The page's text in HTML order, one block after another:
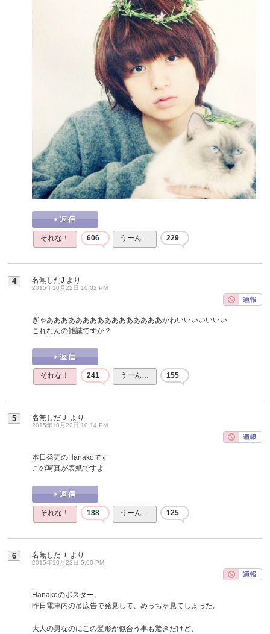
それな！ 606 うーん… 229
4 名無しだJ より
2015年10月22日 10:02 PM
ぎゃああああああああああああああああかわいいいいいいい
これなんの雑誌ですか？
それな！ 241 うーん… 155
5 名無しだＪ より
2015年10月22日 10:14 PM
本日発売のHanakoです
この写真が表紙ですよ
それな！ 188 うーん… 125
6 名無しだＪ より
2015年10月23日 5:00 PM
Hanakoのポスター。
昨日電車内の吊広告で発見して、めっちゃ見てしまった。
大人の男なのにこの髪形が似合う事も驚きだけど、